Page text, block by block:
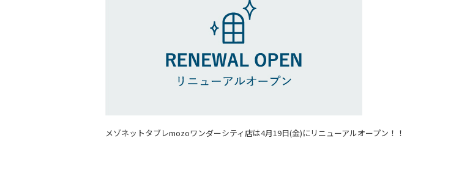
メゾネットタブレmozoワンダーシティ店は4月19日(金)にリニューアルオープン！！